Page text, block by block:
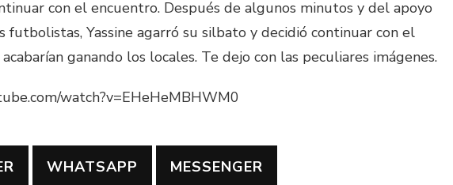
con el encuentro. Después de algunos minutos y del apoyo
futbolistas, Yassine agarró su silbato y decidió continuar con el
ganando los locales. Te dejo con las peculiares imágenes.
watch?v=EHeHeMBHWM0
WHATSAPP MESSENGER